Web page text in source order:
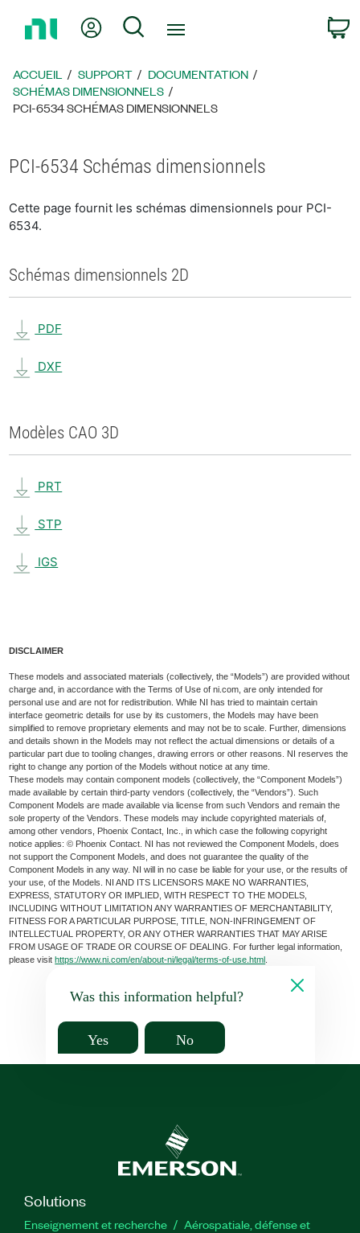
page
d’accueil
Mon compteRechercher
ACCUEIL SUPPORT
DOCUMENTATION
SCHÉMAS DIMENSIONNELS
PCI-6534 SCHÉMAS DIMENSIONNELS
PCI-6534 Schémas dimensionnels
Cette page fournit les schémas dimensionnels pour PCI-
6534.
Schémas dimensionnels 2D
PDF
DXF
Modèles CAO 3D
PRT
STP
IGS
DISCLAIMER
These models and associated materials (collectively, the “Models”) are provided without
charge and, in accordance with the Terms of Use of ni.com, are only intended for
personal use and are not for redistribution. While NI has tried to maintain certain
interface geometric details for use by its customers, the Models may have been
simplified to remove proprietary elements and may not be to scale. Further, dimensions
and details shown in the Models may not reflect the actual dimensions or details of a
particular part due to tooling changes, drawing errors or other reasons. NI reserves the
right to change any portion of the Models without notice at any time.
These models may contain component models (collectively, the “Component Models”)
made available by certain third-party vendors (collectively, the “Vendors”). Such
Component Models are made available via license from such Vendors and remain the
sole property of the Vendors. These models may include copyrighted materials of,
among other vendors, Phoenix Contact, Inc., in which case the following copyright
notice applies: © Phoenix Contact. NI has not reviewed the Component Models, does
not support the Component Models, and does not guarantee the quality of the
Component Models in any way. NI will in no case be liable for your use, or the results of
your use, of the Models. NI AND ITS LICENSORS MAKE NO WARRANTIES,
EXPRESS, STATUTORY OR IMPLIED, WITH RESPECT TO THE MODELS,
INCLUDING WITHOUT LIMITATION ANY WARRANTIES OF MERCHANTABILITY,
FITNESS FOR A PARTICULAR PURPOSE, TITLE, NON-INFRINGEMENT OF
INTELLECTUAL PROPERTY, OR ANY OTHER WARRANTIES THAT MAY ARISE
FROM USAGE OF TRADE OR COURSE OF DEALING. For further legal information,
please visithttps://www.ni.com/en/about-ni/legal/terms-of-use.html
Was this information helpful?
Yes No
Solutions
Enseignement et recherche
Aérospatiale, défense et